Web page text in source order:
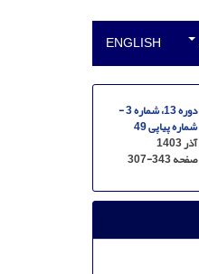
ENGLISH
دوره 13، شماره 3 -
شماره پیاپی 49
آذر 1403
صفحه307-343